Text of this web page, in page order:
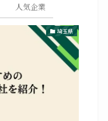
人気企業
埼玉県